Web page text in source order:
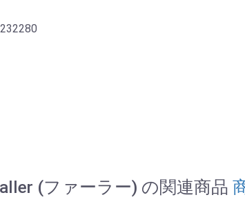
(ファーラー) の関連商品